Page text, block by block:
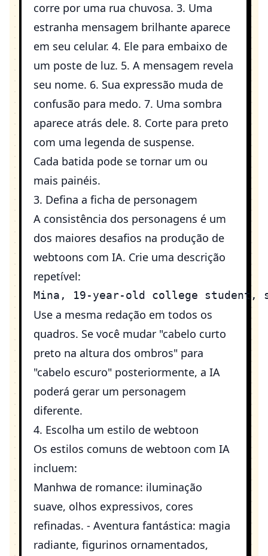
corre por uma rua chuvosa. 3. Uma
estranha mensagem brilhante aparece
em seu celular. 4. Ele para embaixo de
um poste de luz. 5. A mensagem revela
seu nome. 6. Sua expressão muda de
confusão para medo. 7. Uma sombra
aparece atrás dele. 8. Corte para preto
com uma legenda de suspense.
Cada batida pode se tornar um ou
mais painéis.
3. Defina a ficha de personagem
A consistência dos personagens é um
dos maiores desafios na produção de
webtoons com IA. Crie uma descrição
repetível:
Use a mesma redação em todos os
quadros. Se você mudar "cabelo curto
preto na altura dos ombros" para
"cabelo escuro" posteriormente, a IA
poderá gerar um personagem
diferente.
4. Escolha um estilo de webtoon
Os estilos comuns de webtoon com IA
incluem:
Manhwa de romance: iluminação
suave, olhos expressivos, cores
refinadas. - Aventura fantástica: magia
radiante, figurinos ornamentados,